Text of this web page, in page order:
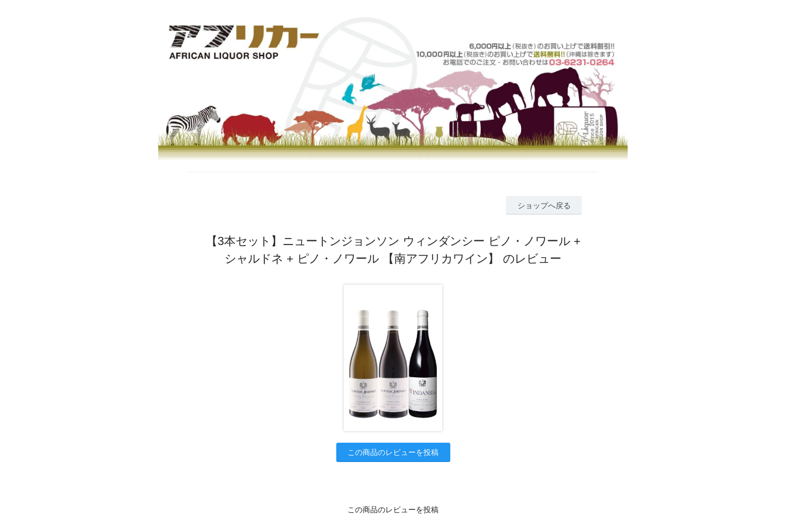
ショップへ戻る
【3本セット】ニュートンジョンソン ウィンダンシー ピノ・ノワール +
シャルドネ + ピノ・ノワール 【南アフリカワイン】 のレビュー
この商品のレビューを投稿
この商品のレビューを投稿